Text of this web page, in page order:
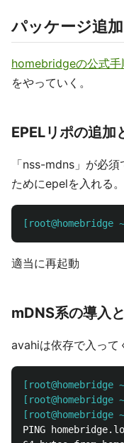
パッケージ追加
homebridgeの公式手
をやっていく。
EPELリポの追加
「nss-mdns」が必
ためにepelを入れる。
[root@homebridge
適当に再起動
mDNS系の導入
avahiは依存で入って
[root@homebridge
[root@homebridge
[root@homebridge
PING